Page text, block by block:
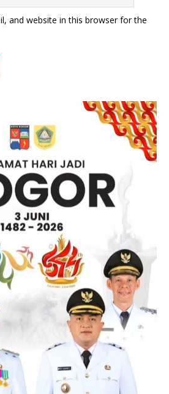
and website in this browser for the